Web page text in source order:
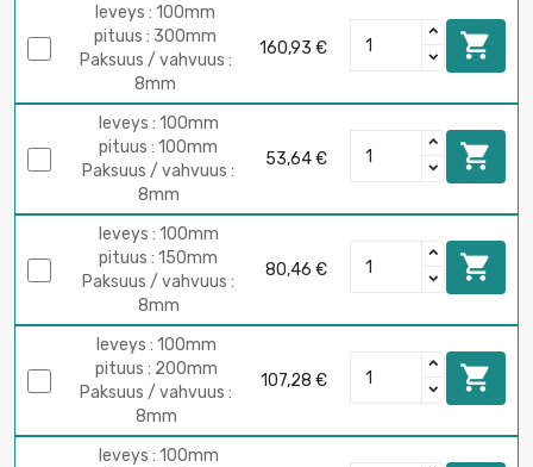
leveys : 100mm
pituus : 300mm
Paksuus / vahvuus :
8mm
160,93 € 
leveys : 100mm
pituus : 100mm
Paksuus / vahvuus :
8mm
53,64 € 
leveys : 100mm
pituus : 150mm
Paksuus / vahvuus :
8mm
80,46 € 
leveys : 100mm
pituus : 200mm
Paksuus / vahvuus :
8mm
107,28 € 
leveys : 100mm